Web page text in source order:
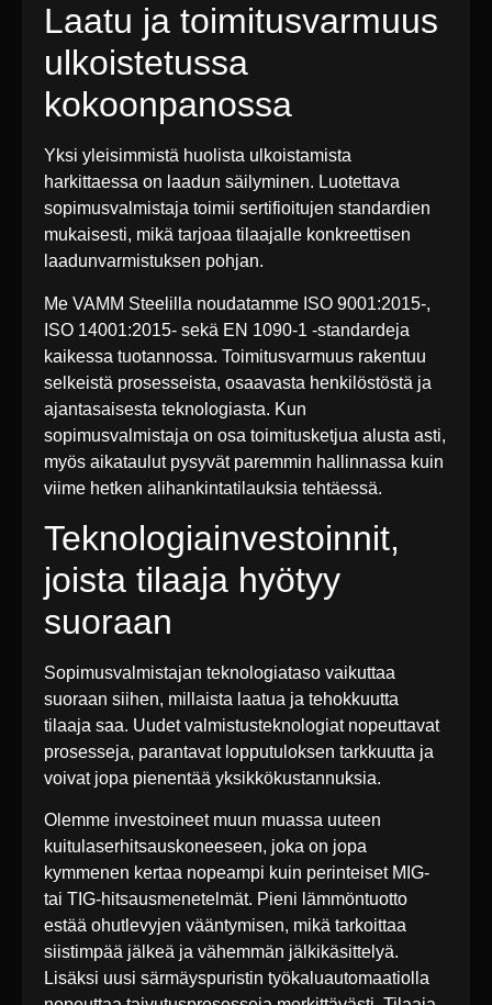
Laatu ja toimitusvarmuus
ulkoistetussa
kokoonpanossa
Yksi yleisimmistä huolista ulkoistamista
harkittaessa on laadun säilyminen. Luotettava
sopimusvalmistaja toimii sertifioitujen standardien
mukaisesti, mikä tarjoaa tilaajalle konkreettisen
laadunvarmistuksen pohjan.
Me VAMM Steelilla noudatamme ISO 9001:2015-,
ISO 14001:2015- sekä EN 1090-1 -standardeja
kaikessa tuotannossa. Toimitusvarmuus rakentuu
selkeistä prosesseista, osaavasta henkilöstöstä ja
ajantasaisesta teknologiasta. Kun
sopimusvalmistaja on osa toimitusketjua alusta asti,
myös aikataulut pysyvät paremmin hallinnassa kuin
viime hetken alihankintatilauksia tehtäessä.
Teknologiainvestoinnit,
joista tilaaja hyötyy
suoraan
Sopimusvalmistajan teknologiataso vaikuttaa
suoraan siihen, millaista laatua ja tehokkuutta
tilaaja saa. Uudet valmistusteknologiat nopeuttavat
prosesseja, parantavat lopputuloksen tarkkuutta ja
voivat jopa pienentää yksikkökustannuksia.
Olemme investoineet muun muassa uuteen
kuitulaserhitsauskoneeseen, joka on jopa
kymmenen kertaa nopeampi kuin perinteiset MIG-
tai TIG-hitsausmenetelmät. Pieni lämmöntuotto
estää ohutlevyjen vääntymisen, mikä tarkoittaa
siistimpää jälkeä ja vähemmän jälkikäsittelyä.
Lisäksi uusi särmäyspuristin työkaluautomaatiolla